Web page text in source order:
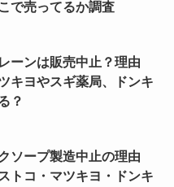
で売ってるか調査
ーンは販売中止？理由
キヨやスギ薬局、ドンキ
？
ソープ製造中止の理由
トコ・マツキヨ・ドンキ